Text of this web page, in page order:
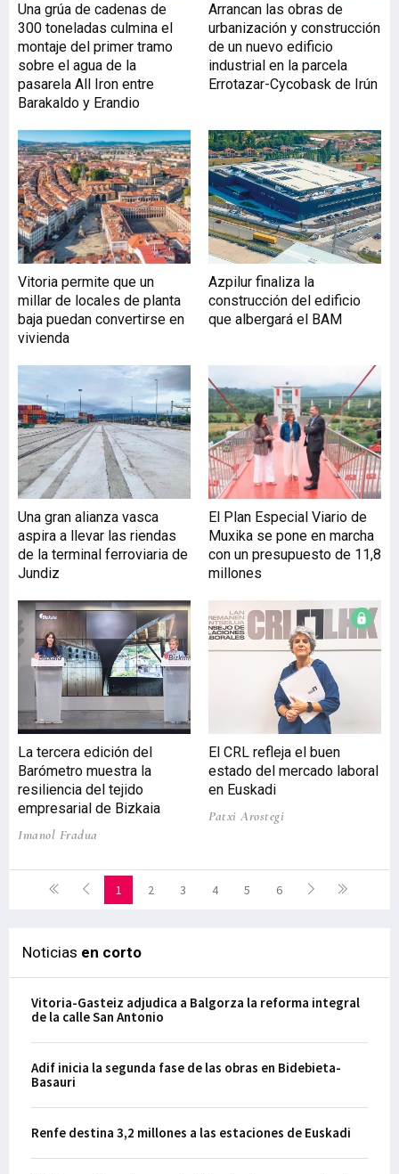
semaforizado para
mejorar la seguridad y
eliminará las retenciones
en este punto de acceso al
municipio. El Consejo de
proyecto constructivo que
se licitará con un
presupuesto base de 1,32
millones de euros y un
plazo de ejecución de seis
meses. La previsión es que
las obras puedan
comenzar a lo largo de
2027. La nueva
infraestructura sustituirá
una intersección regulada
Una grúa de cadenas de
300 toneladas culmina el
montaje del primer tramo
sobre el agua de la
pasarela All Iron entre
Barakaldo y Erandio
Arrancan las obras de
urbanización y construcción
de un nuevo edificio
industrial en la parcela
Errotazar-Cycobask de Irún
Vitoria permite que un
millar de locales de planta
baja puedan convertirse en
vivienda
Azpilur finaliza la
construcción del edificio
que albergará el BAM
Una gran alianza vasca
aspira a llevar las riendas
de la terminal ferroviaria de
Jundiz
El Plan Especial Viario de
Muxika se pone en marcha
con un presupuesto de 11,8
millones
La tercera edición del
Barómetro muestra la
resiliencia del tejido
empresarial de Bizkaia
Imanol Fradua
El CRL refleja el buen
estado del mercado laboral
en Euskadi
Patxi Arostegi
1 2 3 4 5 6
Noticias en corto
Vitoria-Gasteiz adjudica a Balgorza la reforma integral
de la calle San Antonio
Adif inicia la segunda fase de las obras en Bidebieta-
Basauri
Renfe destina 3,2 millones a las estaciones de Euskadi